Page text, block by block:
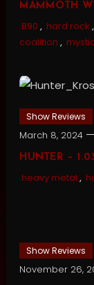
MAMMOTH
B90 , hard rock ,
coalition ,
Show Reviews
March 8, 2024
HUNTER –
heavy metal ,
Show Reviews
November 26,